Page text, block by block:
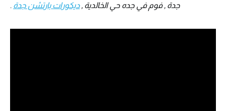
جدة , فوم في جده حي الخالدية ,ديكورات بارتشن جدة .